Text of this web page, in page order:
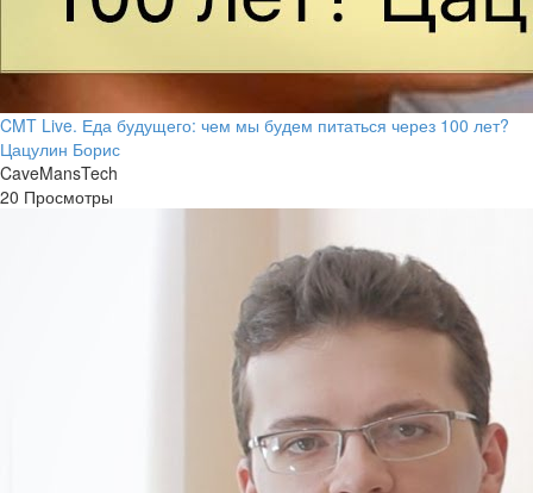
CMT Live. Еда будущего: чем мы будем питаться через 100 лет?
Цацулин Борис
CaveMansTech
20 Просмотры